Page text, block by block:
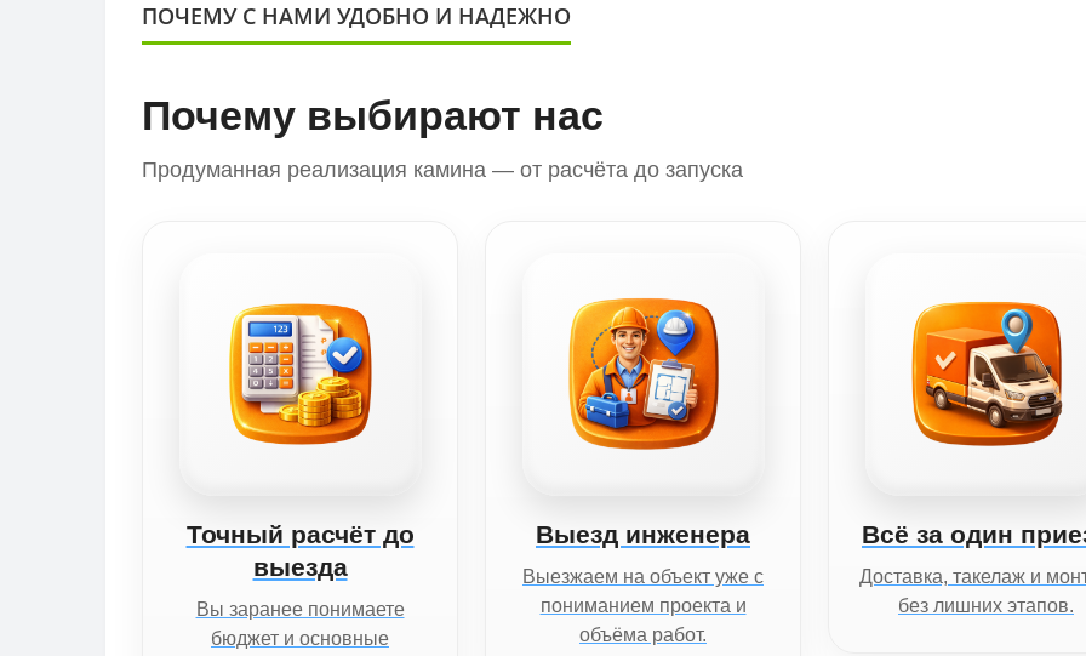
ПОЧЕМУ С НАМИ УДОБНО И НАДЕЖНО
Почему выбирают нас
Продуманная реализация камина — от расчёта до запуска
Точный расчёт до
выезда
Вы заранее понимаете
бюджет и основные
Выезд инженера
Выезжаем на объект уже с
пониманием проекта и
объёма работ.
Всё за один
Доставка, такелаж и
без лишних этапов.